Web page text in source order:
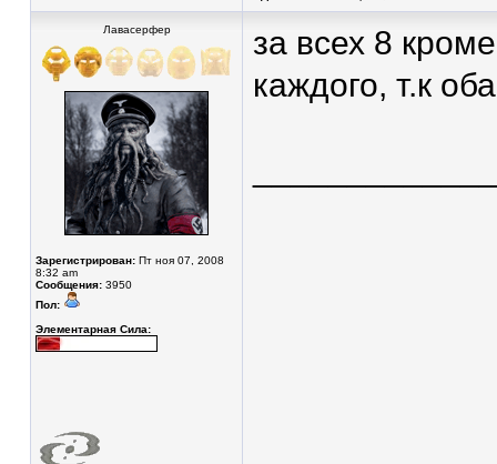
Лавасерфер
Зарегистрирован: Пт ноя 07, 2008
8:32 am
Сообщения: 3950
Пол:
Элементарная Сила:
за всех 8
каждого, т.к